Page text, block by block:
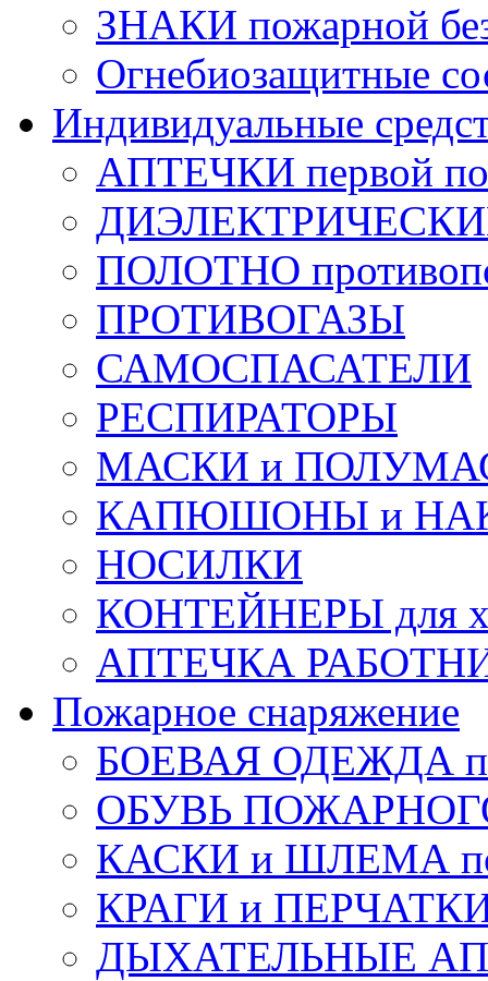
ЗНАКИ пожарной
Огнебиозащитные
Индивидуальные
АПТЕЧКИ первой
ДИЭЛЕКТРИЧЕСКИЕ
ПОЛОТНО
ПРОТИВОГАЗЫ
САМОСПАСАТЕЛИ
РЕСПИРАТОРЫ
МАСКИ и
КАПЮШОНЫ и
НОСИЛКИ
КОНТЕЙНЕРЫ для
АПТЕЧКА
Пожарное снаряжение
БОЕВАЯ ОДЕЖДА
ОБУВЬ
КАСКИ и ШЛЕМА
КРАГИ и ПЕРЧАТКИ
ДЫХАТЕЛЬНЫЕ